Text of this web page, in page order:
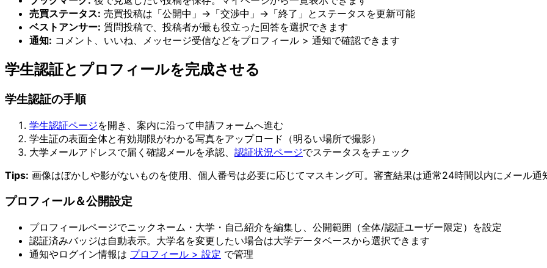
売買ステータス: 売買投稿は「公開中」→「交渉中」→「終了」とステータスを更新可能
ベストアンサー: 質問投稿で、投稿者が最も役立った回答を選択できます
通知: コメント、いいね、メッセージ受信などをプロフィール > 通知で確認できます
学生認証とプロフィールを完成させる
学生認証の手順
学生認証ページを開き、案内に沿って申請フォームへ進む
学生証の表面全体と有効期限がわかる写真をアップロード（明るい場所で撮影）
大学メールアドレスで届く確認メールを承認、 認証状況ページでステータスをチェック
Tips: 画像はぼかしや影がないものを使用、個人番号は必要に応じてマスキング可。審査結果は通常24時間以内にメール通
プロフィール＆公開設定
プロフィールページでニックネーム・大学・自己紹介を編集し、公開範囲（全体/認証ユーザー限定）を設定
認証済みバッジは自動表示。大学名を変更したい場合は大学データベースから選択できます
通知やログイン情報は プロフィール > 設定 で管理